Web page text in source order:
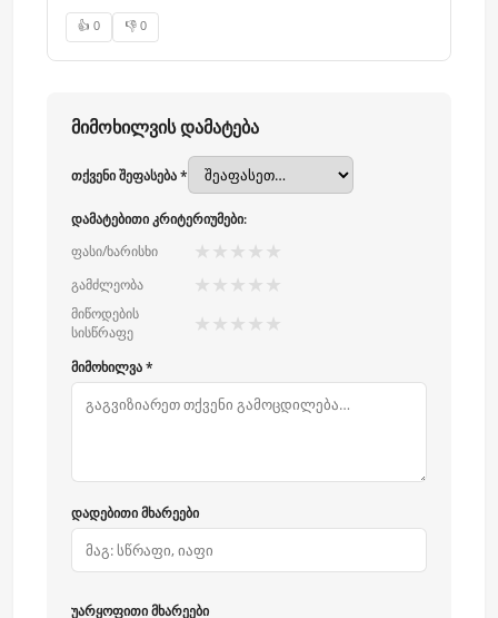
👍 0 👎 0
მიმოხილვის დამატება
თქვენი შეფასება *
დამატებითი კრიტერიუმები:
ფასი/ხარისხი
★ ★ ★ ★ ★
გამძლეობა ★ ★ ★ ★ ★
მიწოდების
სისწრაფე
★ ★ ★ ★ ★
მიმოხილვა *
დადებითი მხარეები
უარყოფითი მხარეები